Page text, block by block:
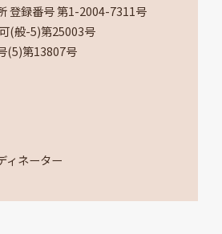
登録番号 第1-2004-7311号
(般-5)第25003号
(5)第13807号
ィネーター